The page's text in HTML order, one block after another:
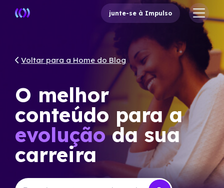
junte-se à Impulso
Voltar para a Home do Blog
O melhor
conteúdo para a
evolução da sua
carreira